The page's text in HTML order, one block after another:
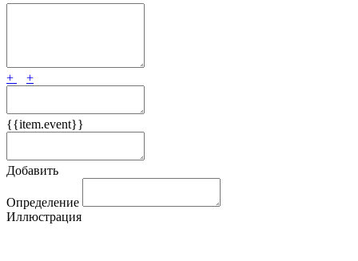
+ +
{{item.event}}
Добавить
Определение
Иллюстрация